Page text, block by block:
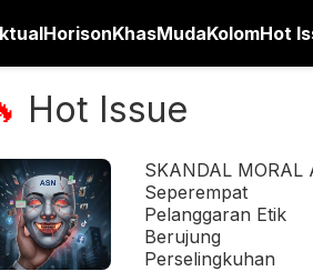
HorisonKhasMudaKolomHot
Hot Issue
SKANDAL MORAL
Seperempat
Pelanggaran Etik
Berujung
Perselingkuhan